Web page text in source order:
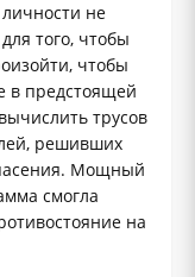
не
того, чтобы
чтобы
в предстоящей
трусов
решивших
Мощный
смогла
на